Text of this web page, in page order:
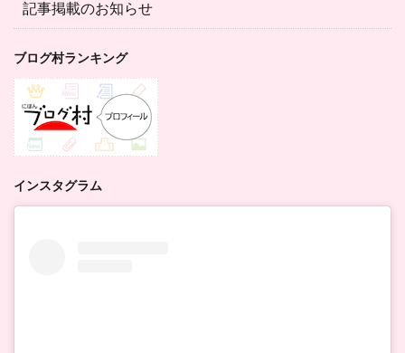
記事掲載のお知らせ
ブログ村ランキング
インスタグラム